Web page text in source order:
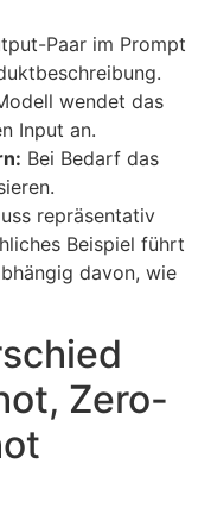
Paar im Prompt
wendet das
Input an.
Bei Bedarf das
repräsentativ
Beispiel führt
davon, wie
Zero-